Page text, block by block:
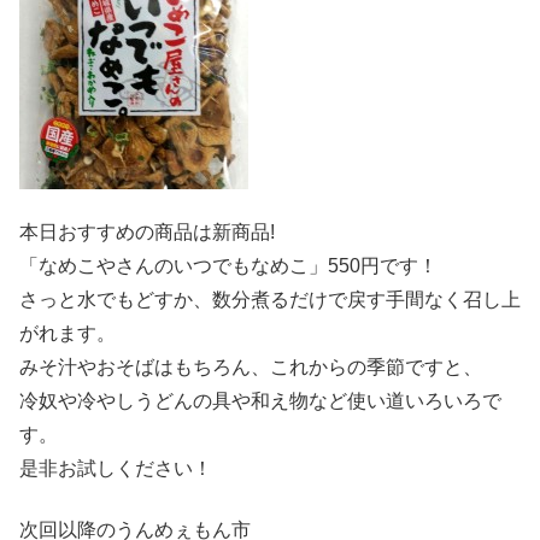
本日おすすめの商品は新商品!
「なめこやさんのいつでもなめこ」550円です！
さっと水でもどすか、数分煮るだけで戻す手間なく召し上
がれます。
みそ汁やおそばはもちろん、これからの季節ですと、
冷奴や冷やしうどんの具や和え物など使い道いろいろで
す。
是非お試しください！
次回以降のうんめぇもん市